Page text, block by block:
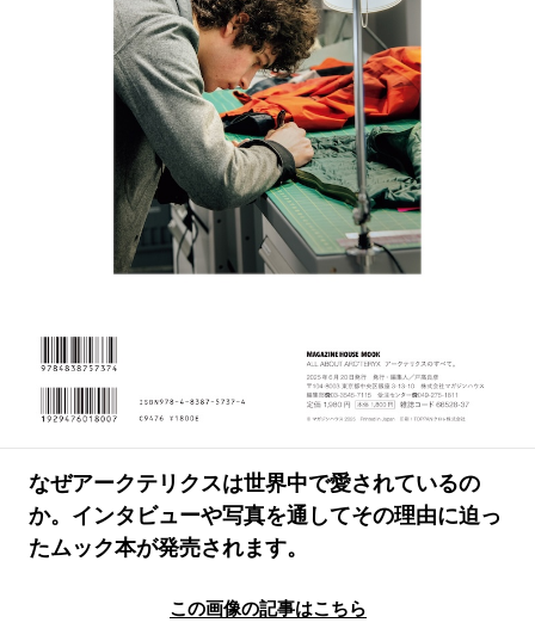
#Commune H #FOCUS IT #AH.H
#ととけん #FASHION #MUSIC #MOVIE
#LIFESTYLE #SNEAKER #OUTDOOR
#SPORTS #HANDSOME HANDBOOK
なぜアークテリクスは世界中で愛されているの
か。インタビューや写真を通してその理由に迫っ
たムック本が発売されます。
この画像の記事はこちら